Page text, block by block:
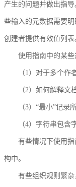
产生的问题并做出指
些输入的元数据需要
创建者提供有效值列表
使用指南中的某
（1）对于多个作
（2）如何解释文
（3）“最小”记录
（4）字符串包含
有些情况下使用
构中。
有些组织规则繁